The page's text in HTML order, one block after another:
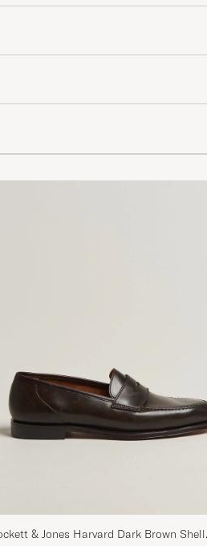
& Jones Harvard Dark Brown Shell